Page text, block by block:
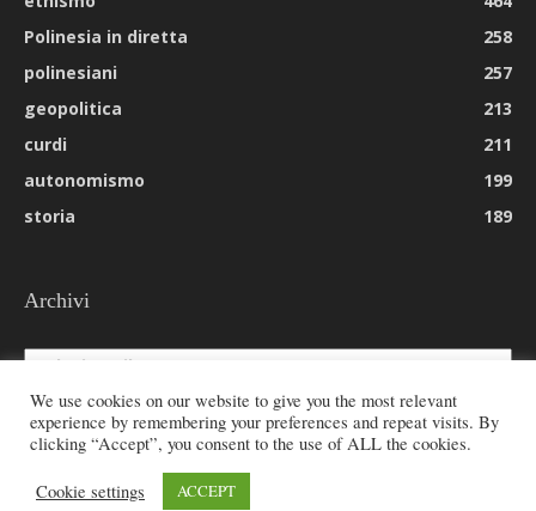
Polinesia in diretta
258
polinesiani
257
geopolitica
213
curdi
211
autonomismo
199
storia
189
Archivi
Archivi
© 2026 All rights reserved - Etnie -
We use cookies on our website to give you the most relevant
experience by remembering your preferences and repeat visits. By
clicking “Accept”, you consent to the use of ALL the cookies.
Cookie settings ACCEPT